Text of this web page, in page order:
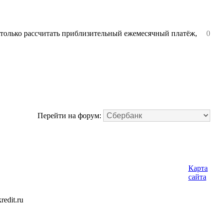
0
рассчитать приблизительный ежемесячный платёж,
Перейти на форум:
Карта
сайта